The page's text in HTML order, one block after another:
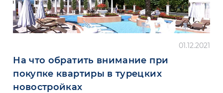
01.12.2021
На что обратить внимание при
покупке квартиры в турецких
новостройках